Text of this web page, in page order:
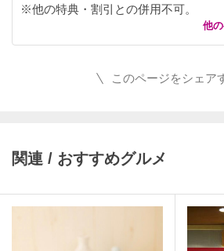
※他の特典・割引との併用不可。
他
このページをシェア
関連 / おすすめグルメ